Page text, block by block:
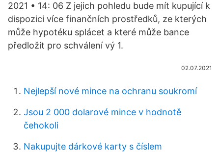
2021 • 14: 06 Z jejich pohledu bude mít kupující k
dispozici více finančních prostředků, ze kterých
může hypotéku splácet a které může bance
předložit pro schválení vý 1.
02.07.2021
Nejlepší nové mince na ochranu soukromí
Jsou 2 000 dolarové mince v hodnotě
čehokoli
Nakupujte dárkové karty s číslem